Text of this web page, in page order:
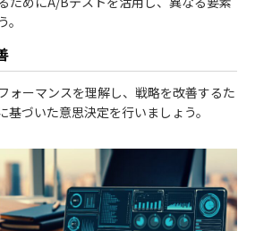
ォーマンスを理解し、戦略を改善するた
基づいた意思決定を行いましょう。